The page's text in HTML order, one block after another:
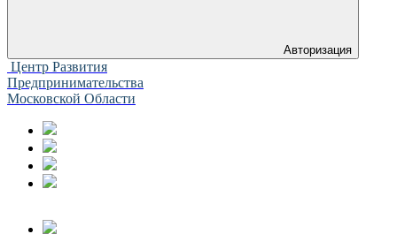
Авторизация
Центр Развития
Предпринимательства
Московской Области